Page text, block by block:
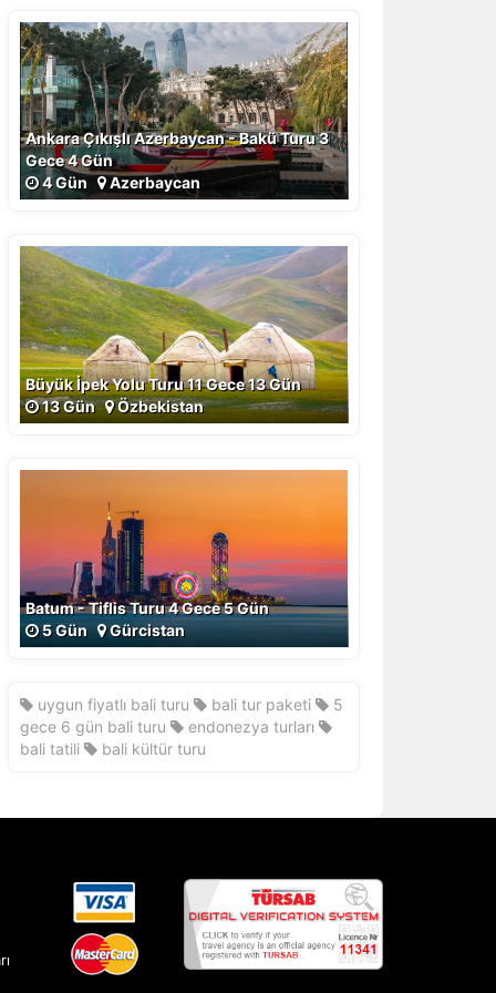
Ankara Çıkışlı Azerbaycan - Bakü Turu 3
Gece 4 Gün
4 Gün
Azerbaycan
Büyük İpek Yolu Turu 11 Gece 13 Gün
13 Gün Özbekistan
Batum - Tiflis Turu 4 Gece 5 Gün
5 Gün Gürcistan
uygun fiyatlı bali turu bali tur paketi
5
gece 6 gün bali turu
endonezya turları
bali tatili
bali kültür turu